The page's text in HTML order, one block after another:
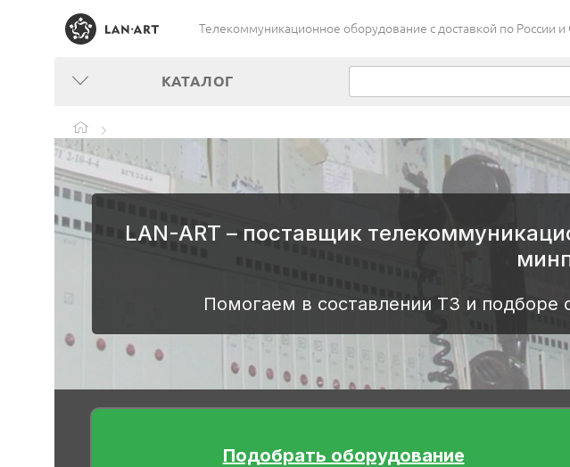
Телекоммуникационное оборудование c доставкой по России
КАТАЛОГ
LAN-ART – поставщик
Помогаем в составлении ТЗ и
Подобрать оборудование